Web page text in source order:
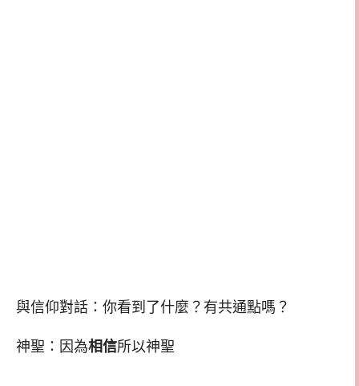
與信仰對話：你看到了什麼？有共通點嗎？
神聖：因為相信所以神聖